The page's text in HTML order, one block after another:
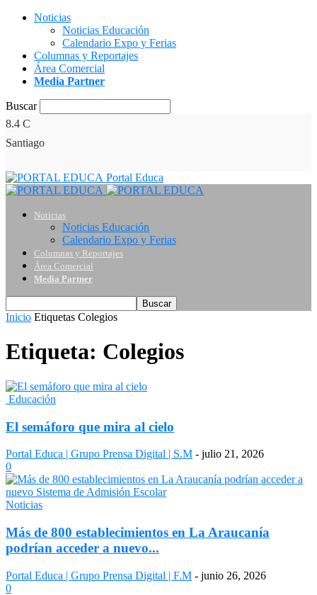
Noticias
Noticias Educación
Calendario Expo y Ferias
Columnas y Reportajes
Área Comercial
Media Partner
Buscar
8.4 C
Santiago
Portal Educa
Noticias
Noticias Educación
Calendario Expo y Ferias
Columnas y Reportajes
Área Comercial
Media Partner
Inicio Etiquetas Colegios
Etiqueta: Colegios
Educación
El semáforo que mira al cielo
Portal Educa | Grupo Prensa Digital | S.M - julio 21, 2026
0
Noticias
Más de 800 establecimientos en La Araucanía
podrían acceder a nuevo...
Portal Educa | Grupo Prensa Digital | F.M - junio 26, 2026
0